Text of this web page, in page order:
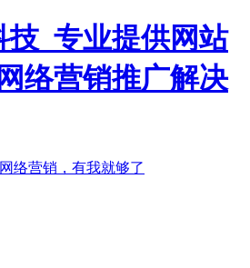
网络营销，有我就够了